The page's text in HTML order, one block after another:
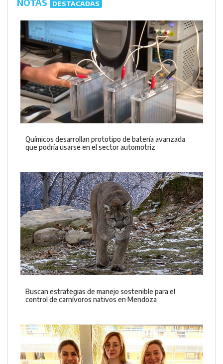
NOTAS DESTACADAS
Químicos desarrollan prototipo de batería avanzada
que podría usarse en el sector automotriz
Buscan estrategias de manejo sostenible para el
control de carnívoros nativos en Mendoza